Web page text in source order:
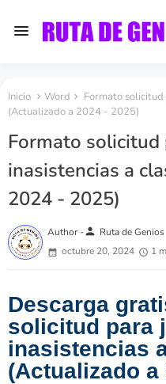
Inicio Word
Formato
(Actualizado a 2024 - 2025)
Formato
inasistencias a
2024 - 2025)
Author -person Ruta de Genios
octubre 20, 2024
1
Descarga
solicitud para
inasistencias
(Actualizado a